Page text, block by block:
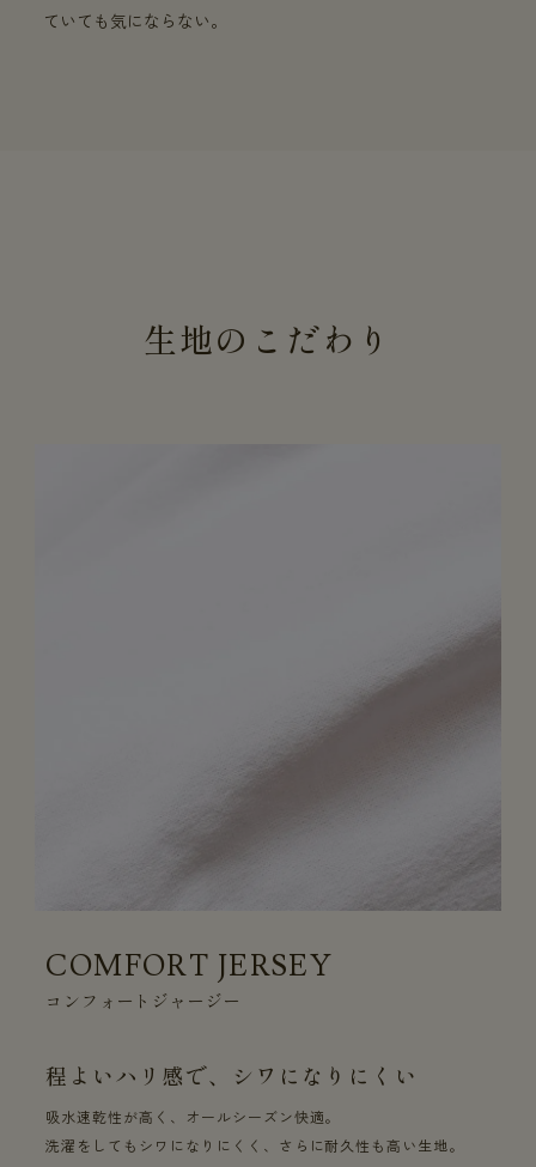
ていても気にならない。
生地のこだわり
COMFORT JERSEY
コンフォートジャージー
程よいハリ感で、シワになりにくい
吸水速乾性が高く、オールシーズン快適。
洗濯をしてもシワになりにくく、さらに耐久性も高い生地。